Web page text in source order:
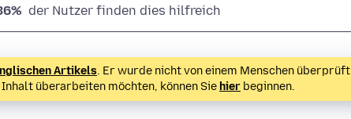
der Nutzer finden dies hilfreich
Artikels. Er wurde nicht von einem Menschen überprüft
überarbeiten möchten, können Sie hier beginnen.